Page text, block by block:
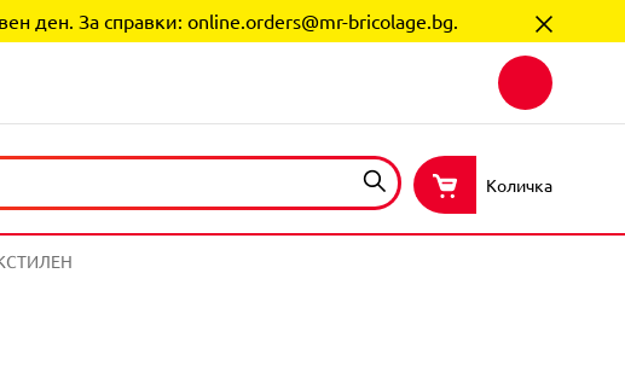
ден. За справки: online.orders@mr-bricolage.bg.
Количка